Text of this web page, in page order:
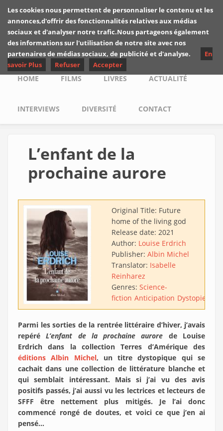
Skip to main content
Les critiques de
Yuyine
Main menu
HOME FILMS LIVRES ACTUALITÉ
INTERVIEWS DIVERSITÉ CONTACT
L’enfant de la
prochaine aurore
Original Title: Future
home of the living god
Release date: 2021
Author: Louise Erdrich
Publisher: Albin Michel
Translator: Isabelle
Reinharez
Genres: Science-
fiction Anticipation Dystopie
Parmi les sorties de la rentrée littéraire d’hiver, j’avais
repéréL’enfant de la prochaine aurore de Louise
Erdrich dans la collection Terres d’Amérique des
éditions Albin Michel, un titre dystopique qui se
cachait dans une collection de littérature blanche et
qui semblait intéressant. Mais si j’ai vu des avis
positifs passés, j’ai aussi vu les lectrices et lecteurs de
SFFF être nettement plus mitigés. Je l’ai donc
commencé rongé de doutes, et voici ce que j’en ai
pensé…
Les cookies nous permettent de personnaliser le contenu et les
annonces,d'offrir des fonctionnalités relatives aux médias
sociaux et d'analyser notre trafic.Nous partageons également
des informations sur l'utilisation de notre site avec nos
partenaires de médias sociaux, de publicité et d'analyse.
En
savoir Plus
Refuser Accepter